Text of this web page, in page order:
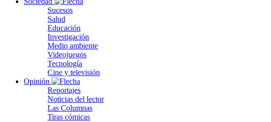
Sucesos
Salud
Educación
Investigación
Medio ambiente
Videojuegos
Tecnología
Cine y televisión
Opinión
Reportajes
Noticias del lector
Las Columnas
Tiras cómicas